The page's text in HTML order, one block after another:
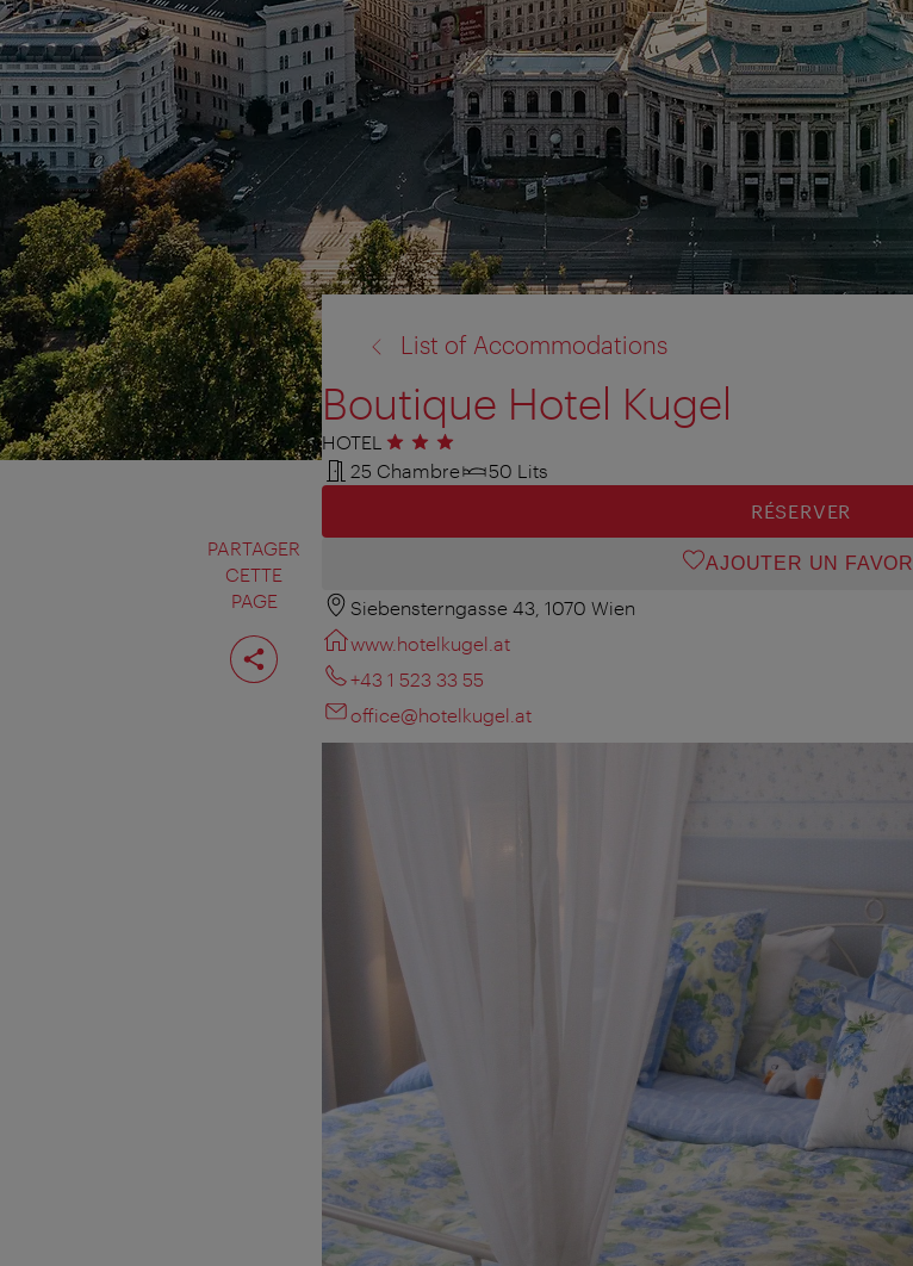
PARTAGER
CETTE
PAGE
Partager
cette
page
List of Accommodations
Boutique Hotel Kugel
HOTEL 3 étoiles
25 Chambre
50 Lits
RÉSERVER
AJOUTER UN FAVORI
Siebensterngasse 43, 1070 Wien
www.hotelkugel.at
+43 1 523 33 55
office@hotelkugel.at